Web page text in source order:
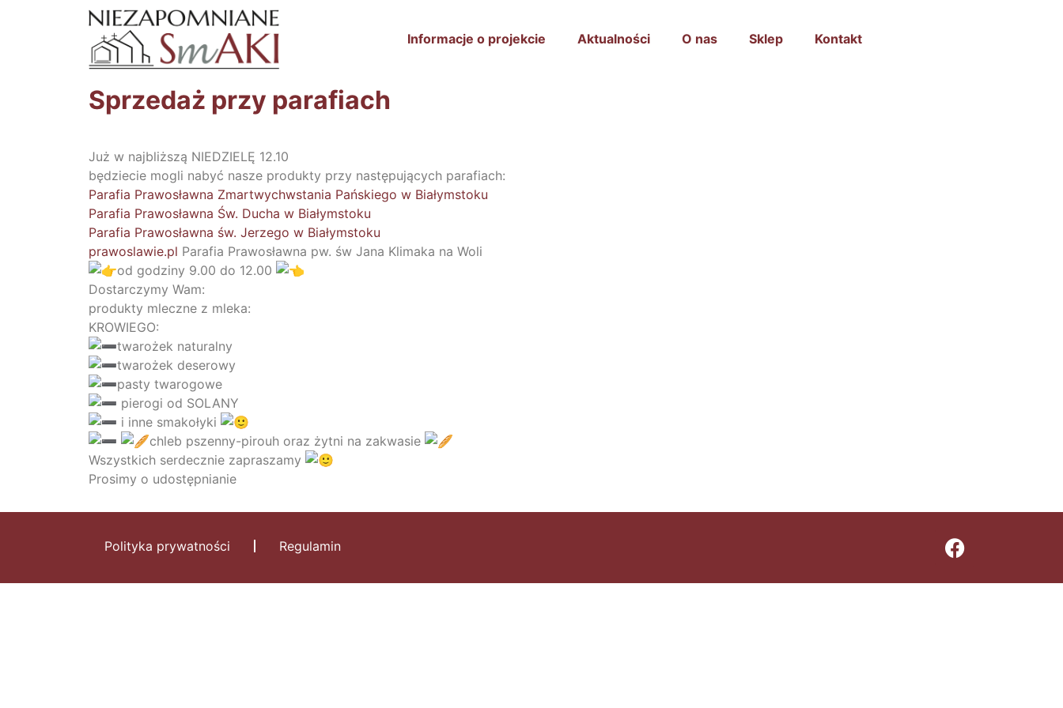
Informacje o projekcie Aktualności O nas Sklep Kontakt
Sprzedaż przy parafiach
Już w najbliższą NIEDZIELĘ 12.10
będziecie mogli nabyć nasze produkty przy następujących parafiach:
Parafia Prawosławna Zmartwychwstania Pańskiego w Białymstoku
Parafia Prawosławna Św. Ducha w Białymstoku
Parafia Prawosławna św. Jerzego w Białymstoku
prawoslawie.pl Parafia Prawosławna pw. św Jana Klimaka na Woli
od godziny 9.00 do 12.00
Dostarczymy Wam:
produkty mleczne z mleka:
KROWIEGO:
twarożek naturalny
twarożek deserowy
pasty twarogowe
pierogi od SOLANY
i inne smakołyki
chleb pszenny-pirouh oraz żytni na zakwasie
Wszystkich serdecznie zapraszamy
Prosimy o udostępnianie
Polityka prywatności Regulamin